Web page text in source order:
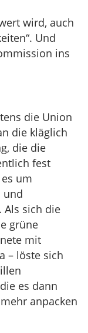
wird, auch
Und
ins
die Union
die kläglich
die die
fest
um
und
Als sich die
grüne
mit
– löste sich
es dann
anpacken